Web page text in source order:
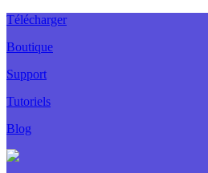
Télécharger
Boutique
Support
Tutoriels
Blog